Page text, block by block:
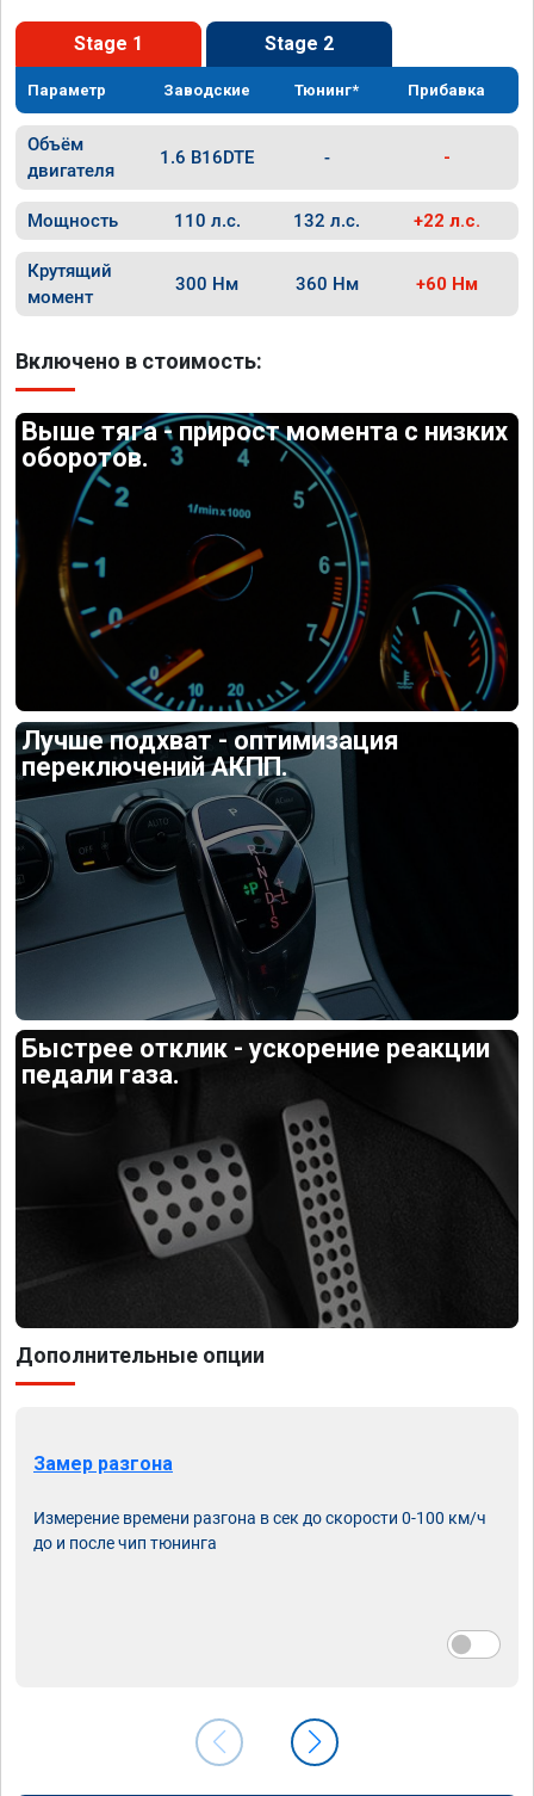
Stage 1 Stage 2
Параметр Заводские Тюнинг* Прибавка
Объём
двигателя
1.6 B16DTE - -
Мощность 110 л.с. 132 л.с. +22 л.с.
Крутящий
момент
300 Нм 360 Нм +60 Нм
Включено в стоимость:
Выше тяга - прирост момента с низких
оборотов.
Лучше подхват - оптимизация
переключений АКПП.
Быстрее отклик - ускорение реакции
педали газа.
Дополнительные опции
Замер разгона
Измерение времени разгона в сек до скорости 0-100 км/ч
до и после чип тюнинга